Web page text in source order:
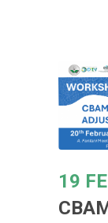
19